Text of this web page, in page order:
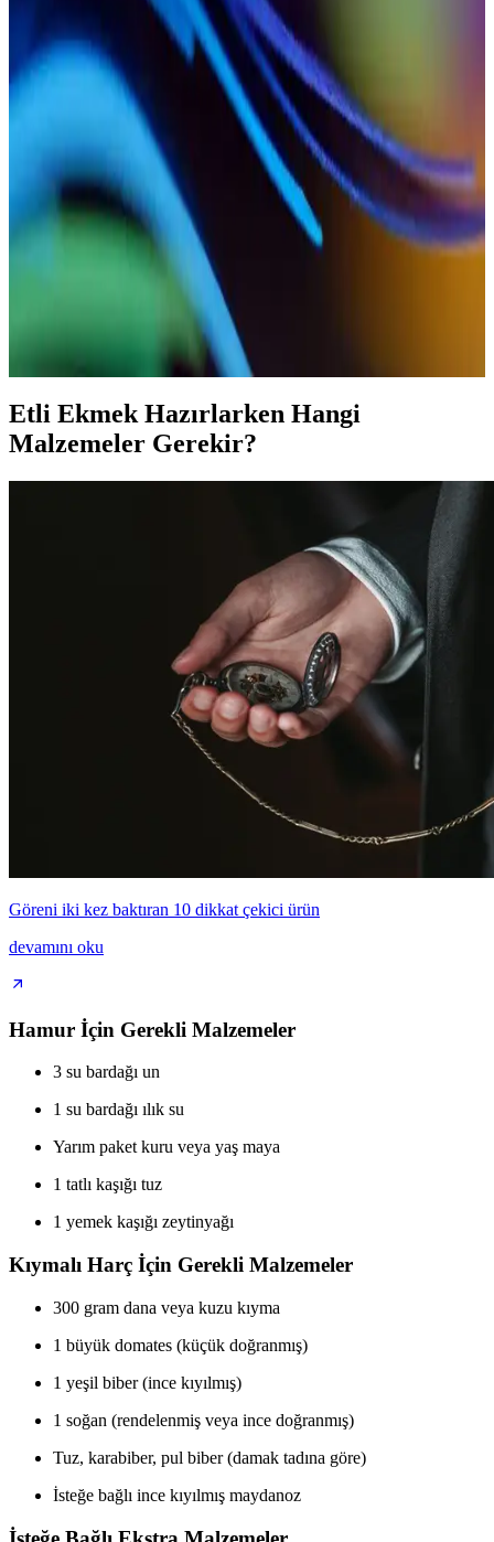
Konya’nın simgesi olan etli ekmek, geleneksel tarifler ve en iyi
mekanlar ile tanıtılıyor. Evde yapımı için püf noktaları ve detaylı
tarifler içerir.
Konya Etli Ekmek: Tarih, Yapım Teknikleri ve En
İyi Mekanlar Hakkında Bilgiler
Konya'nın geleneksel lezzeti etli ekmek, ince hamur ve taze
malzemelerle hazırlanır. Tarihi ve kültürel önemiyle şehirdeki en
sevilen yemeklerden biridir.
Konya Usulü Etli Ekmek Tarifi: Geleneksel ve
Pratik Lezzetli Tarif
Konya mutfağından geleneksel etli ekmek tarifi, ince hamur ve
kıymalı harç ile hazırlanan pratik ve lezzetli bir yemek. Evde
yapımıyla sofralarınıza otantik tatlar katın.
Etli Ekmek Hazırlarken Hangi
Malzemeler Gerekir?
Göreni iki kez baktıran 10 dikkat çekici ürün
devamını oku
Hamur İçin Gerekli Malzemeler
3 su bardağı un
1 su bardağı ılık su
Yarım paket kuru veya yaş maya
1 tatlı kaşığı tuz
1 yemek kaşığı zeytinyağı
Kıymalı Harç İçin Gerekli Malzemeler
300 gram dana veya kuzu kıyma
1 büyük domates (küçük doğranmış)
1 yeşil biber (ince kıyılmış)
1 soğan (rendelenmiş veya ince doğranmış)
Tuz, karabiber, pul biber (damak tadına göre)
İsteğe bağlı ince kıyılmış maydanoz